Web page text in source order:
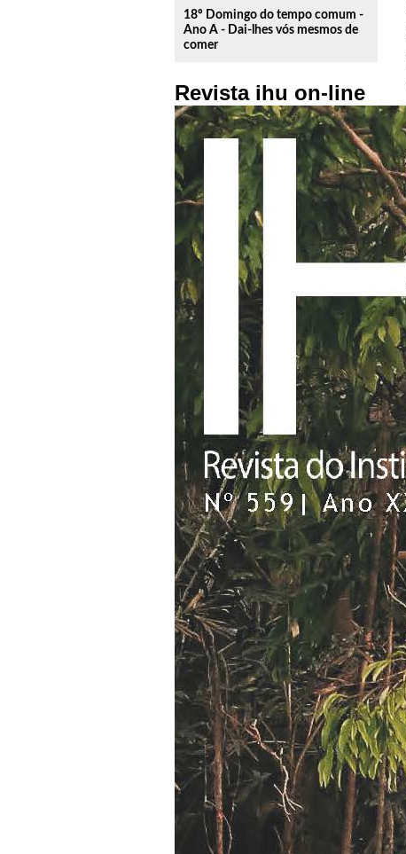
18º Domingo do tempo comum -
Ano A - Dai-lhes vós mesmos de
comer
Revista ihu on-line